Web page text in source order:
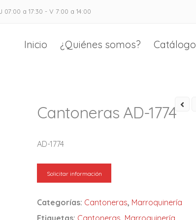
07:00 a 17:30 - V 7:00 a 14:00
el calzado y marroquinería
Inicio ¿Quiénes somos? Catálogo
Cantoneras AD-1774
AD-1774
Solicitar información
Categorías: Cantoneras, Marroquinería
Etiquetas: Cantoneras, Marroquinería